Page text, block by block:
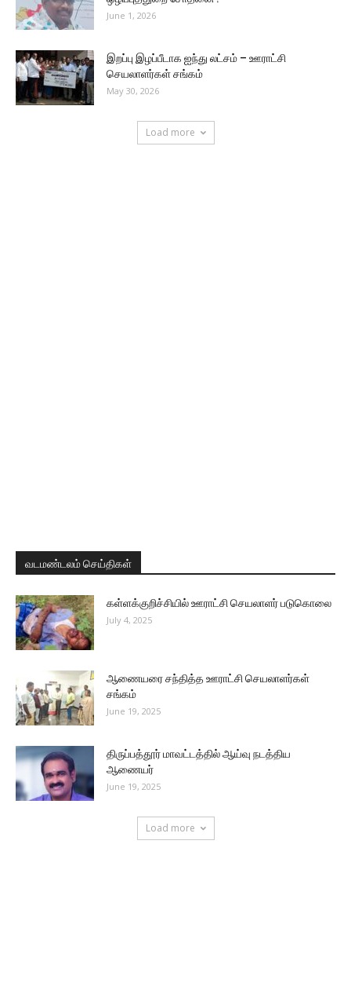
June 1, 2026
இறப்பு இழப்பீடாக ஐந்து லட்சம் – ஊராட்சி
செயலாளர்கள் சங்கம்
May 30, 2026
Load more
வடமண்டலம் செய்திகள்
கள்ளக்குறிச்சியில் ஊராட்சி செயலாளர் படுகொலை
July 4, 2025
ஆணையரை சந்தித்த ஊராட்சி செயலாளர்கள்
சங்கம்
June 19, 2025
திருப்பத்தூர் மாவட்டத்தில் ஆய்வு நடத்திய
ஆணையர்
June 19, 2025
Load more